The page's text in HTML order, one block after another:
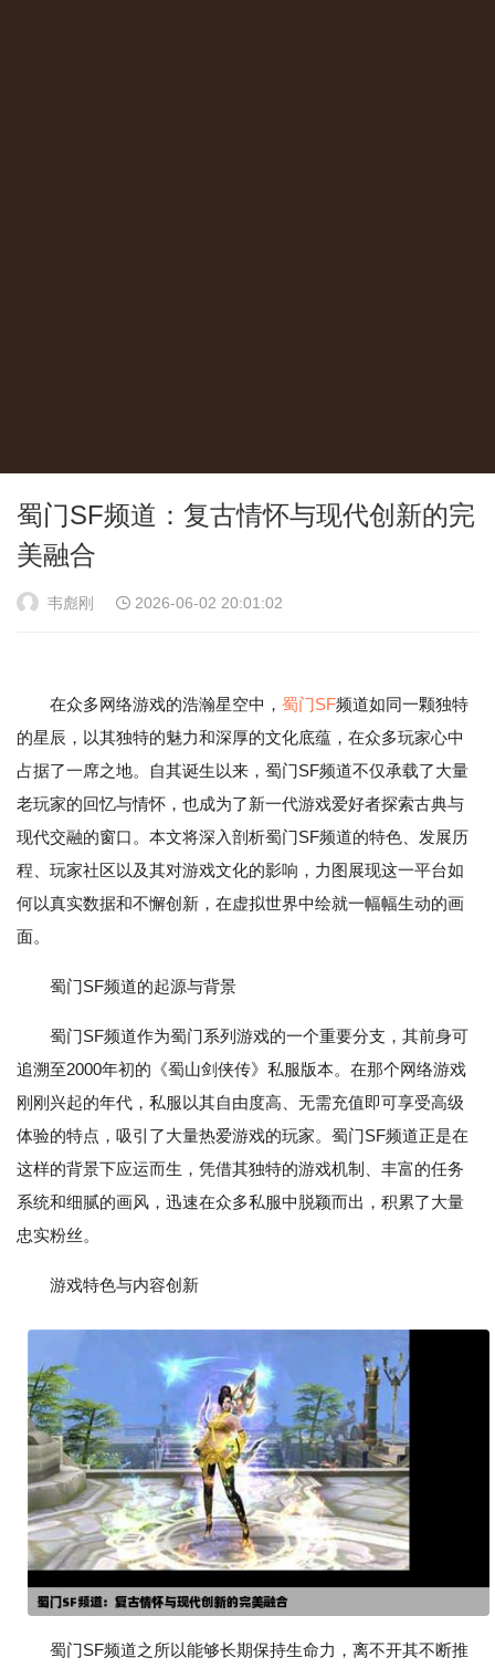
蜀门SF频道：复古情怀与现代创新的完
美融合
韦彪刚 2026-06-02 20:01:02
在众多网络游戏的浩瀚星空中， 蜀门SF频道如同一颗独特
的星辰，以其独特的魅力和深厚的文化底蕴，在众多玩家心中
占据了一席之地。自其诞生以来，蜀门SF频道不仅承载了大量
老玩家的回忆与情怀，也成为了新一代游戏爱好者探索古典与
现代交融的窗口。本文将深入剖析蜀门SF频道的特色、发展历
程、玩家社区以及其对游戏文化的影响，力图展现这一平台如
何以真实数据和不懈创新，在虚拟世界中绘就一幅幅生动的画
面。
蜀门SF频道的起源与背景
蜀门SF频道作为蜀门系列游戏的一个重要分支，其前身可
追溯至2000年初的《蜀山剑侠传》私服版本。在那个网络游戏
刚刚兴起的年代，私服以其自由度高、无需充值即可享受高级
体验的特点，吸引了大量热爱游戏的玩家。蜀门SF频道正是在
这样的背景下应运而生，凭借其独特的游戏机制、丰富的任务
系统和细腻的画风，迅速在众多私服中脱颖而出，积累了大量
忠实粉丝。
游戏特色与内容创新
蜀门SF频道之所以能够长期保持生命力，离不开其不断推